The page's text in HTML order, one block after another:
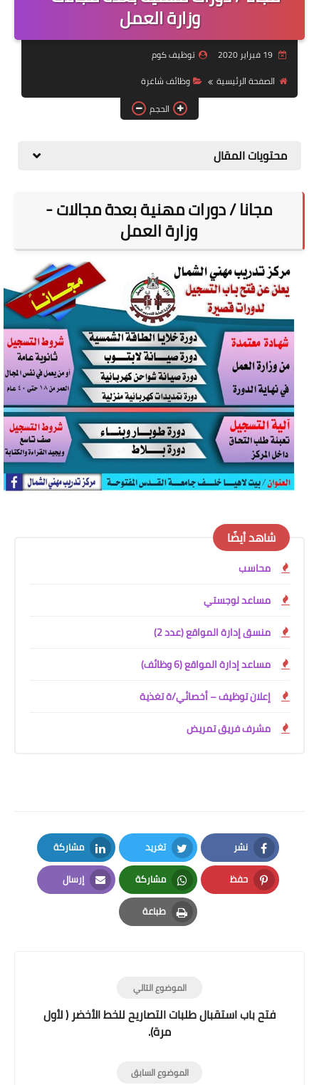
منوعات
نماذج سيرة ذاتية
وزارة العمل
19 فبراير 2020
توظيف كوم
الصفحة الرئيسية
وظائف شاغرة
الحجم
محتويات المقال
مجانا / دورات مهنية بعدة مجالات -
وزارة العمل
شاهد أيضًا
محاسب
مساعد لوجستي
منسق إدارة المواقع (عدد 2)
مساعد إدارة المواقع (6 وظائف)
إعلان توظيف – أخصائي/ة تغذية
مشرف فريق تمريض
نشر
Facebook
تغريد
Twitter
مشاركة
LinkedIn
حفظ
Pinterest
مشاركة
Whatsapp
إرسال
Email
طباعة
Print
الموضوع التالي
فتح باب استقبال طلبات التصاريح للخط الأخضر ( لأول
مرة).
الموضوع السابق